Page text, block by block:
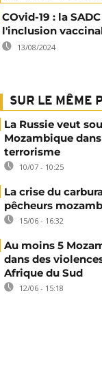
COvid-19 : la
l'inclusion
13/08/2024
SUR LE MÊME
La Russie veut
Mozambique
terrorisme
10/07 - 10:25
La crise du
pêcheurs
15/06 - 16:32
Au moins 5
dans des
Afrique du Sud
12/06 - 15:18